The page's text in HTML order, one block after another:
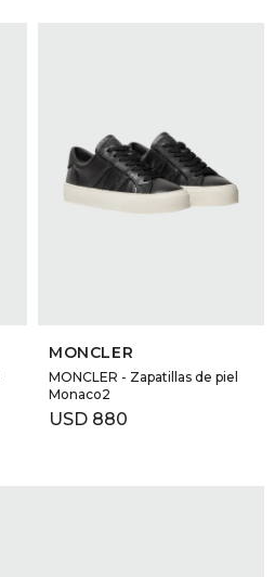
MONCLER
MONCLER - Zapatillas de piel
Monaco2
USD 880